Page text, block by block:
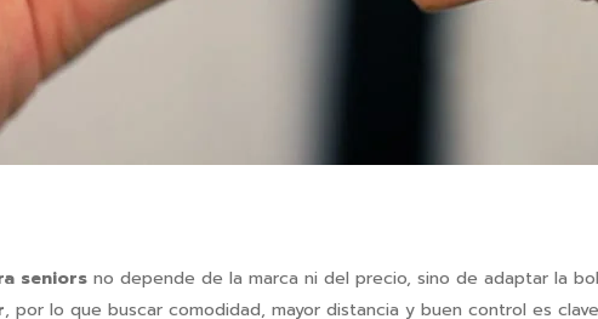
seniors no depende de la marca ni del precio, sino de adaptar la
, por lo que buscar comodidad, mayor distancia y buen control es